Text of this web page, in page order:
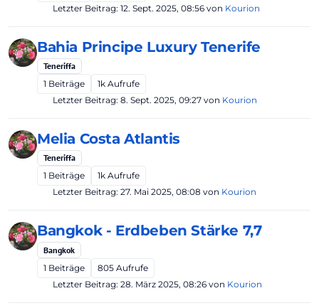
Letzter Beitrag: 12. Sept. 2025, 08:56 von Kourion
Bahia Principe Luxury Tenerife
Teneriffa
1 Beiträge 1k Aufrufe
Letzter Beitrag: 8. Sept. 2025, 09:27 von Kourion
Melia Costa Atlantis
Teneriffa
1 Beiträge 1k Aufrufe
Letzter Beitrag: 27. Mai 2025, 08:08 von Kourion
Bangkok - Erdbeben Stärke 7,7
Bangkok
1 Beiträge 805 Aufrufe
Letzter Beitrag: 28. März 2025, 08:26 von Kourion